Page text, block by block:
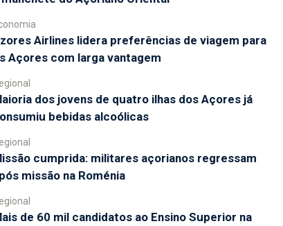
Airlines lidera preferências de viagem para
Açores com larga vantagem
dos jovens de quatro ilhas dos Açores já
bebidas alcoólicas
cumprida: militares açorianos regressam
missão na Roménia
de 60 mil candidatos ao Ensino Superior na